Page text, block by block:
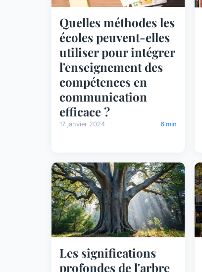
Quelles méthodes les
écoles peuvent-elles
utiliser pour intégrer
l'enseignement des
compétences en
communication
efficace ?
17 janvier 2024 6 min
Les significations
profondes de l'arbre